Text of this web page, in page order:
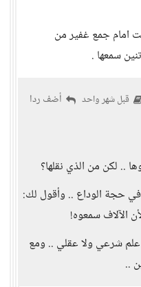
امام جمع غفير من
سمعها .
قبل شهر واحد أضف ردا
.. لكن من الذي نقلها؟
حجة الوداع .. وأقول لك:
الآلاف سمعوه!
شرعي ولا عقلي .. ومع
..